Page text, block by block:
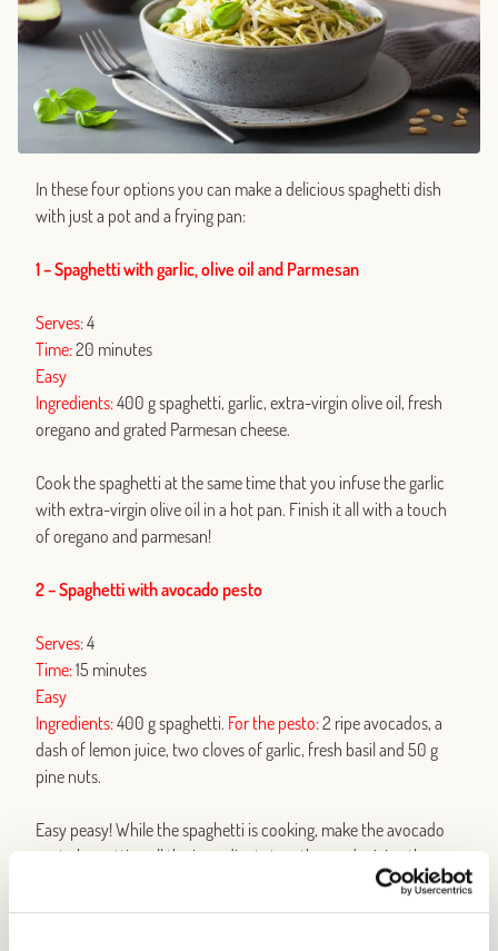
In these four options you can make a delicious spaghetti dish
with just a pot and a frying pan:
1 – Spaghetti with garlic, olive oil and Parmesan
Serves:4
Time:20 minutes
Easy
Ingredients:400 g spaghetti, garlic, extra-virgin olive oil, fresh
oregano and grated Parmesan cheese.
Cook the spaghetti at the same time that you infuse the garlic
with extra-virgin olive oil in a hot pan. Finish it all with a touch
of oregano and parmesan!
2 – Spaghetti with avocado pesto
Serves:4
Time:15 minutes
Easy
Ingredients:400 g spaghetti. For the pesto:2 ripe avocados, a
dash of lemon juice, two cloves of garlic, fresh basil and 50 g
pine nuts.
Easy peasy! While the spaghetti is cooking, make the avocado
pesto by putting all the ingredients together and mixing them